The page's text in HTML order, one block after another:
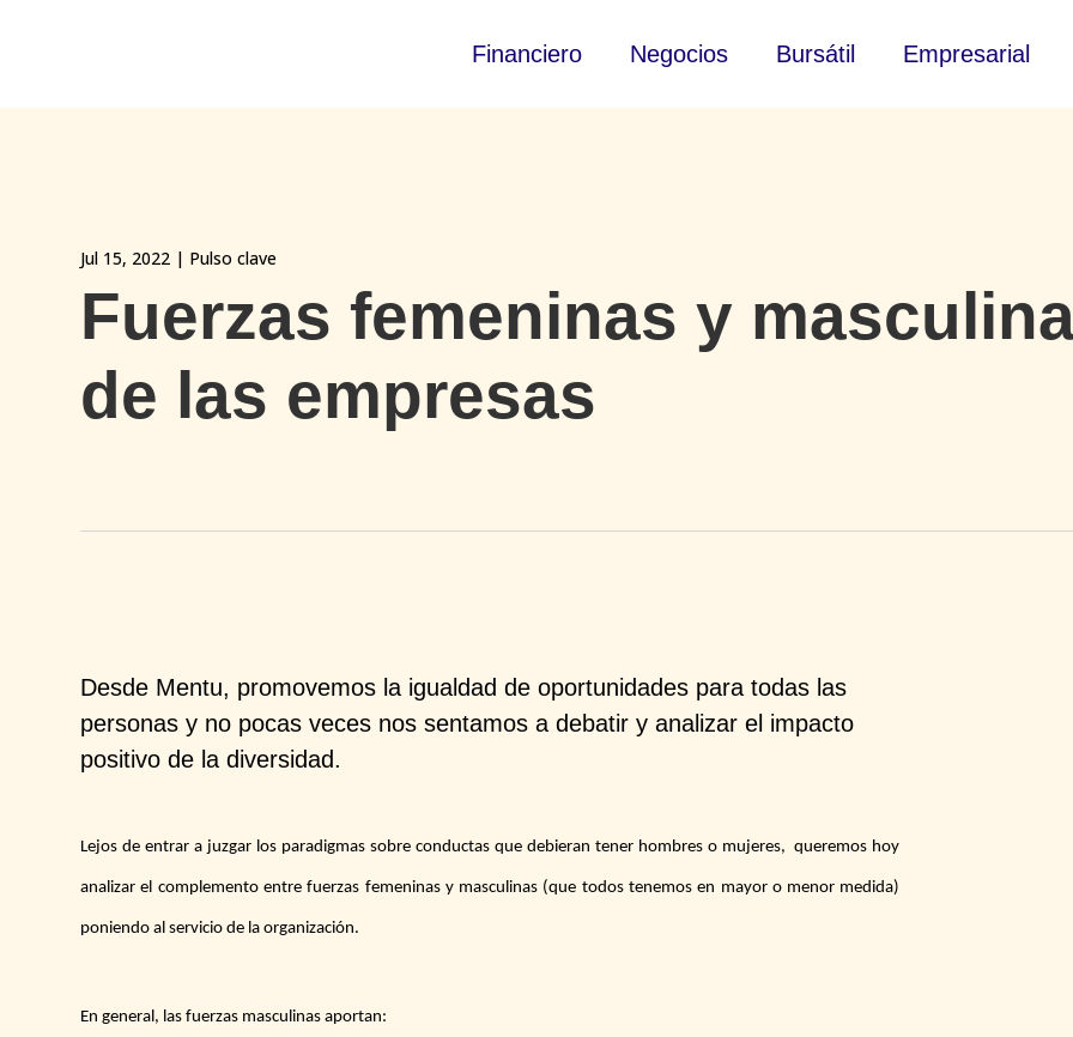
Financiero Negocios Bursátil Empresarial
Jul 15, 2022 | Pulso clave
Fuerzas femeninas y
de las empresas
Desde Mentu, promovemos la igualdad de oportunidades para todas las
personas y no pocas veces nos sentamos a debatir y analizar el impacto
positivo de la diversidad.
Lejos de entrar a juzgar los paradigmas sobre conductas que debieran tener hombres o mujeres, queremos hoy
analizar el complemento entre fuerzas femeninas y masculinas (que todos tenemos en mayor o menor medida)
poniendo al servicio de la organización.
En general, las fuerzas masculinas aportan: